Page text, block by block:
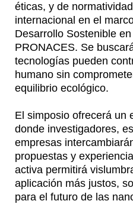
éticas, y de
internacional en el
Desarrollo Sostenible
PRONACES. Se
tecnologías pueden
humano sin
equilibrio ecológico.
El simposio ofrecerá un
donde investigadores,
empresas
propuestas y
activa permitirá
aplicación más justos,
para el futuro de las